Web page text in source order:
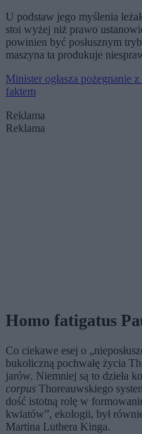
U podstaw jego myślenia
stoi wyżej niż prawo
powinien być posłusznym
maszyna ta produkuje
Minister ogłasza pożegnanie
faktem
Reklama
Reklama
Homo fatigatus
Co ciekawe esej o
bukoliczną pochwałę życia
jarów. Niemniej są to dzieła
corpus Thoreauwskiego
dość istotną rolę w
kwiatów”, ekologii, był
Martina Luthera Kinga.